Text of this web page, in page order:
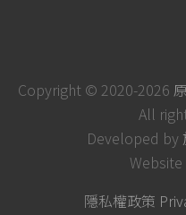
Copyright © 2020-2026
All
Developed by
Website
隱私權政策